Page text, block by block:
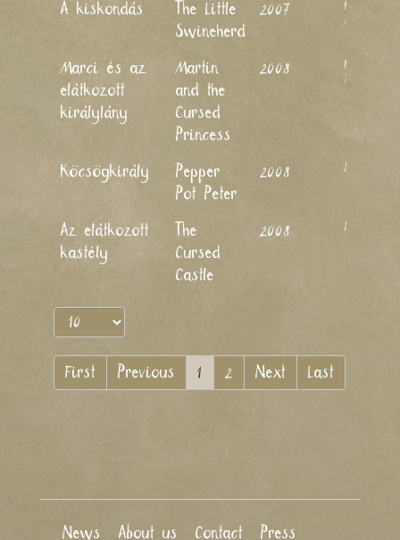
A kiskondás
The Little
Swineherd
2007
Horváth
Mária
Marci és az
elátkozott
királylány
Martin
and the
Cursed
Princess
2008
Horváth
Mária
Köcsögkirály
Pepper
Pot Peter
2008 Nagy Lajos
Az elátkozott
kastély
The
Cursed
Castle
2008 Nagy Lajos
First Previous 1 2 Next Last
News About us Contact Press